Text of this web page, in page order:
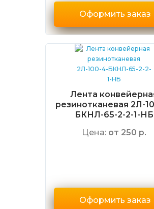
Оформить заказ
Лента
резинотканевая 2Л-
БКНЛ-65-2-2-1-НБ
Цена: от 250 р.
Оформить заказ